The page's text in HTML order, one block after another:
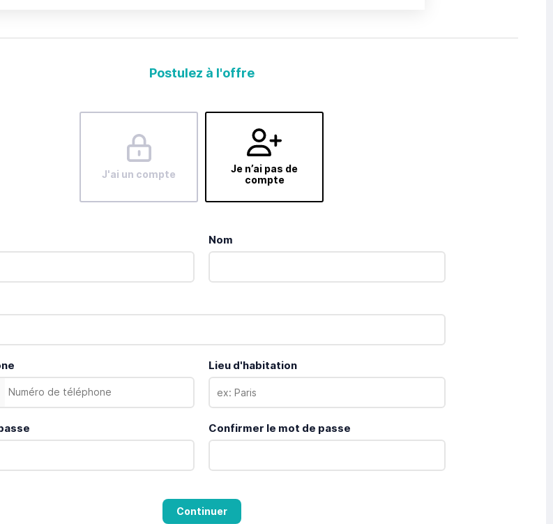
Postulez à l'offre
J'ai un compte
Je n’ai pas de
compte
Nom
Lieu d'habitation
Confirmer le mot de passe
Continuer